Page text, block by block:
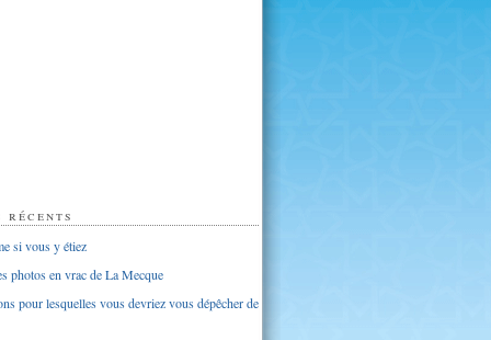
si vous y étiez
photos en vrac de La Mecque
pour lesquelles vous devriez vous dépêcher de